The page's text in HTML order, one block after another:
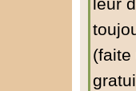
leur
(faite